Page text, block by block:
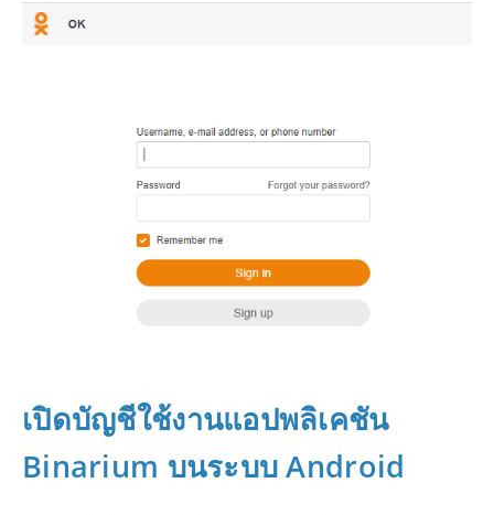
เปิดบัญชีใช้งานแอปพลิเคชัน
Binarium บนระบบ Android